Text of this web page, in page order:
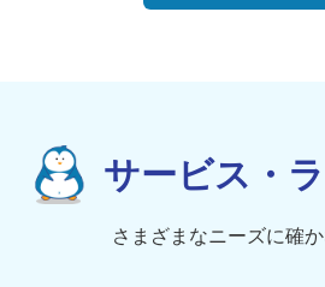
サービス・
さまざまなニーズに確